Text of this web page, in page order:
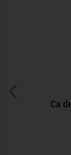
Ca